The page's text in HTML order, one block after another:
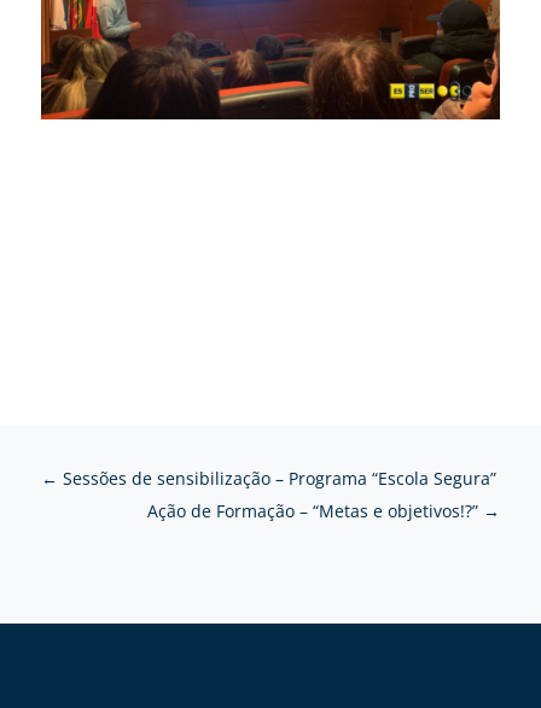
← Sessões de sensibilização – Programa “Escola Segura”
Ação de Formação – “Metas e objetivos!?” →